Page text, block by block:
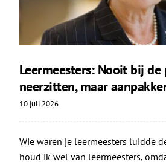
Leermeesters: Nooit bij de
neerzitten, maar
10 juli 2026
Wie waren je leermeesters luidde
houd ik wel van leermeesters,